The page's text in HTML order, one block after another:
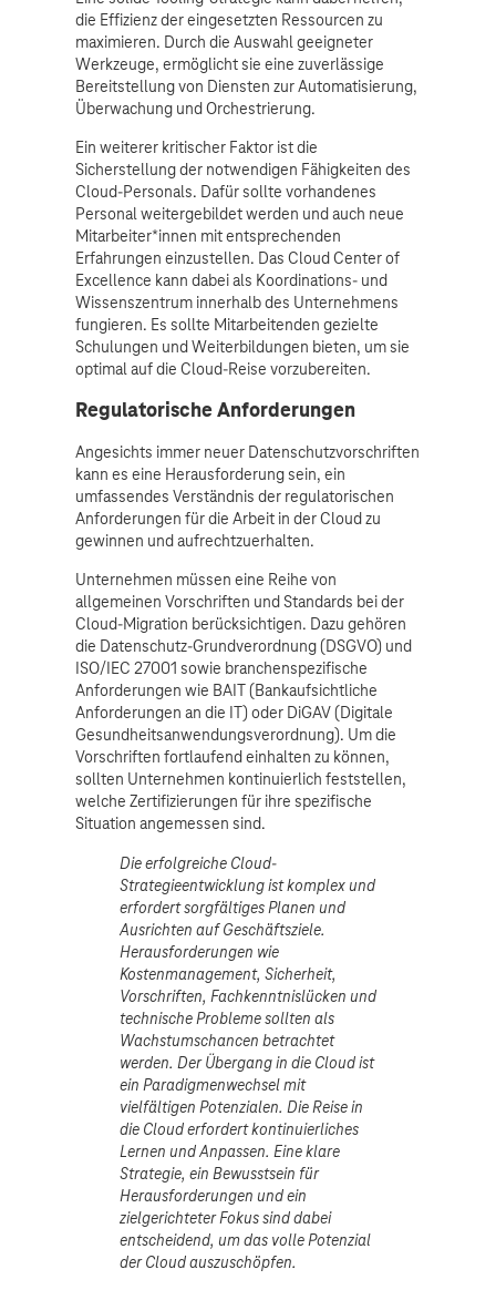
die Effizienz der eingesetzten Ressourcen zu
maximieren. Durch die Auswahl geeigneter
Werkzeuge, ermöglicht sie eine zuverlässige
Bereitstellung von Diensten zur Automatisierung,
Überwachung und Orchestrierung.
Ein weiterer kritischer Faktor ist die
Sicherstellung der notwendigen Fähigkeiten des
Cloud-Personals. Dafür sollte vorhandenes
Personal weitergebildet werden und auch neue
Mitarbeiter*innen mit entsprechenden
Erfahrungen einzustellen. Das Cloud Center of
Excellence kann dabei als Koordinations- und
Wissenszentrum innerhalb des Unternehmens
fungieren. Es sollte Mitarbeitenden gezielte
Schulungen und Weiterbildungen bieten, um sie
optimal auf die Cloud-Reise vorzubereiten.
Regulatorische Anforderungen
Angesichts immer neuer Datenschutzvorschriften
kann es eine Herausforderung sein, ein
umfassendes Verständnis der regulatorischen
Anforderungen für die Arbeit in der Cloud zu
gewinnen und aufrechtzuerhalten.
Unternehmen müssen eine Reihe von
allgemeinen Vorschriften und Standards bei der
Cloud-Migration berücksichtigen. Dazu gehören
die Datenschutz-Grundverordnung (DSGVO) und
ISO/IEC 27001 sowie branchenspezifische
Anforderungen wie BAIT (Bankaufsichtliche
Anforderungen an die IT) oder DiGAV (Digitale
Gesundheitsanwendungsverordnung). Um die
Vorschriften fortlaufend einhalten zu können,
sollten Unternehmen kontinuierlich feststellen,
welche Zertifizierungen für ihre spezifische
Situation angemessen sind.
Die erfolgreiche Cloud-
Strategieentwicklung ist komplex und
erfordert sorgfältiges Planen und
Ausrichten auf Geschäftsziele.
Herausforderungen wie
Kostenmanagement, Sicherheit,
Vorschriften, Fachkenntnislücken und
technische Probleme sollten als
Wachstumschancen betrachtet
werden. Der Übergang in die Cloud ist
ein Paradigmenwechsel mit
vielfältigen Potenzialen. Die Reise in
die Cloud erfordert kontinuierliches
Lernen und Anpassen. Eine klare
Strategie, ein Bewusstsein für
Herausforderungen und ein
zielgerichteter Fokus sind dabei
entscheidend, um das volle Potenzial
der Cloud auszuschöpfen.